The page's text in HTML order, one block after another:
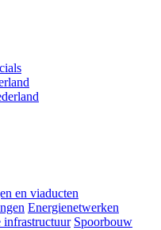
en viaducten
Energienetwerken
infrastructuur Spoorbouw